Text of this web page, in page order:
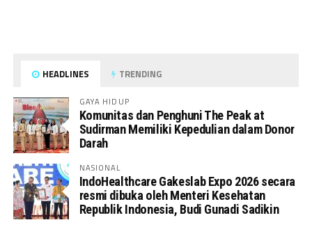
HEADLINES TRENDING
GAYA HIDUP
Komunitas dan Penghuni The Peak at
Sudirman Memiliki Kepedulian dalam Donor
Darah
NASIONAL
IndoHealthcare Gakeslab Expo 2026 secara
resmi dibuka oleh Menteri Kesehatan
Republik Indonesia, Budi Gunadi Sadikin